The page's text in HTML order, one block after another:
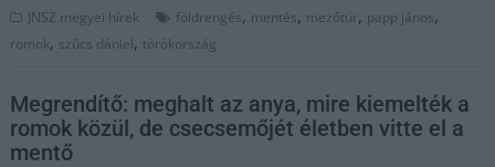
JNSZ megyei hírek földrengés, mentés, mezőtúr, papp jános,
romok, szűcs dániel, törökország
Megrendítő: meghalt az anya, mire kiemelték a
romok közül, de csecsemőjét életben vitte el a
mentő